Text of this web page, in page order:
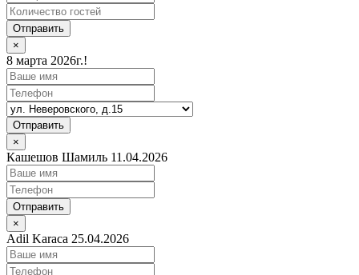
Отправить
×
8 марта 2026г.!
Отправить
×
Кашешов Шамиль 11.04.2026
Отправить
×
Adil Karaca 25.04.2026